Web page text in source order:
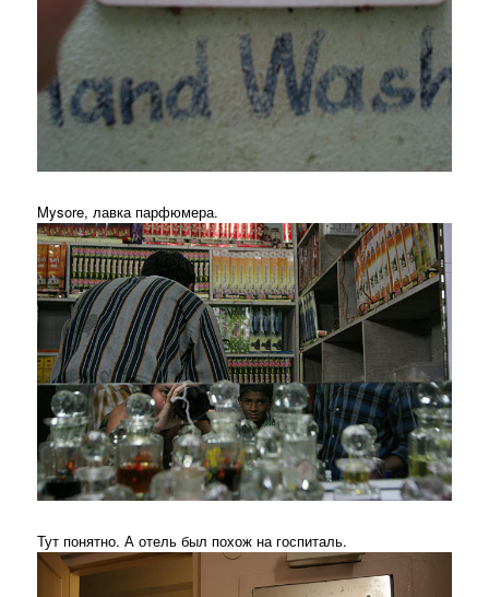
Mysore, лавка парфюмера.
Тут понятно. А отель был похож на госпиталь.